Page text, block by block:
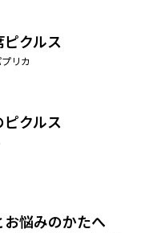
クルス
リカ
クルス
悩みのかたへ